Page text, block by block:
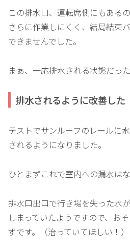
この排水口、運転席側にもある
さらに作業しにくく、結局結束
できませんでした。
まぁ、一応排水される状態だっ
排水されるように改善した
テストでサンルーフのレールに
されるようになりました。
ひとまずこれで室内への漏水は
排水口出口で行き場を失った水
しまっていたようですので、お
ずです。（治っていてほしい！）